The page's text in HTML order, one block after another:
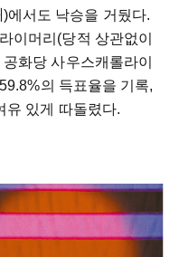
에서도 낙승을 거뒀다.
이머리(당적 상관없이
화당 사우스캐롤라이
의 득표율을 기록,
유 있게 따돌렸다.